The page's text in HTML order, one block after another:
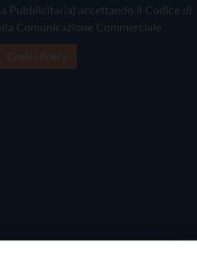
Pubblicitaria) accettando il Codice di
Comunicazione Commerciale